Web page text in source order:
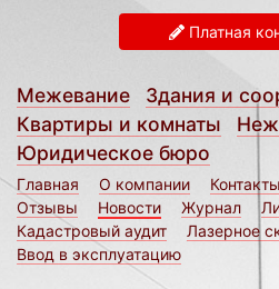
Платная
Межевание
Здания и
Квартиры и комнаты
Юридическое бюро
Главная О компании Контакты
Отзывы
Новости Журнал
Кадастровый аудит
Лазерное
Ввод в эксплуатацию